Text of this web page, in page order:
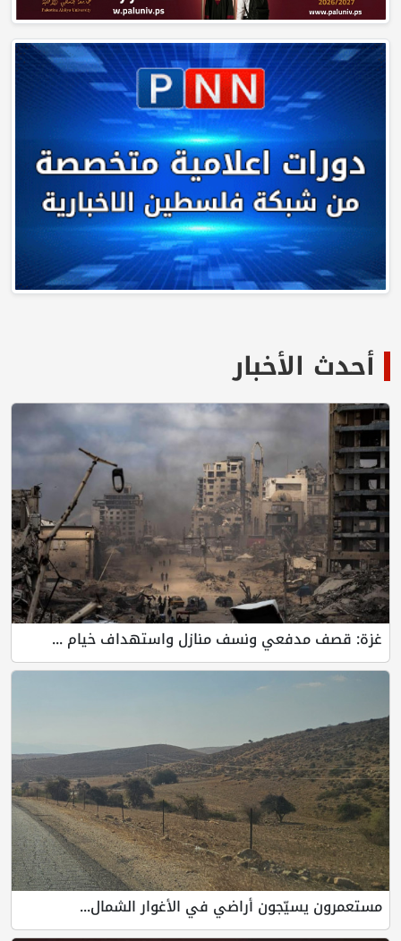
أحدث الأخبار
غزة: قصف مدفعي ونسف منازل واستهداف خيام ...
مستعمرون يسيّجون أراضي في الأغوار الشمال...